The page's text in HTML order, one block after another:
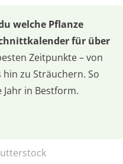
welche Pflanze
für über
Zeitpunkte – von
zu Sträuchern. So
in Bestform.